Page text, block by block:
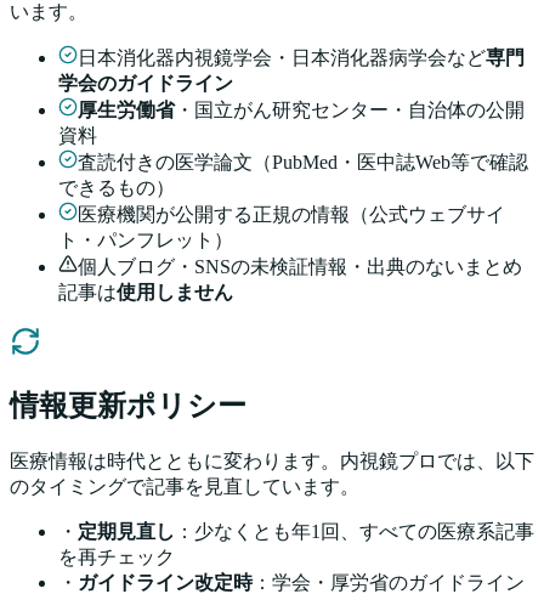
います。
日本消化器内視鏡学会・日本消化器病学会など専門
学会のガイドライン
厚生労働省・国立がん研究センター・自治体の公開
資料
査読付きの医学論文（PubMed・医中誌Web等で確認
できるもの）
医療機関が公開する正規の情報（公式ウェブサイ
ト・パンフレット）
個人ブログ・SNSの未検証情報・出典のないまとめ
記事は使用しません
情報更新ポリシー
医療情報は時代とともに変わります。内視鏡プロでは、以下
のタイミングで記事を見直しています。
・ 定期見直し ：少なくとも年1回、すべての医療系記事
を再チェック
・ ガイドライン改定時：学会・厚労省のガイドライン